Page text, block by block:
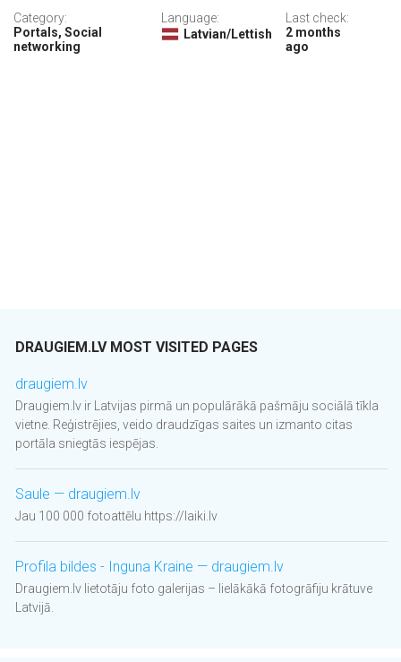
Category:
Portals, Social
networking
Language:
Latvian/Lettish
Last check:
2 months
ago
DRAUGIEM.LV MOST VISITED PAGES
draugiem.lv
Draugiem.lv ir Latvijas pirmā un populārākā pašmāju sociālā tīkla
vietne. Reģistrējies, veido draudzīgas saites un izmanto citas
portāla sniegtās iespējas.
Saule — draugiem.lv
Jau 100 000 fotoattēlu https://laiki.lv
Profila bildes - Inguna Kraine — draugiem.lv
Draugiem.lv lietotāju foto galerijas – lielākākā fotogrāfiju krātuve
Latvijā.